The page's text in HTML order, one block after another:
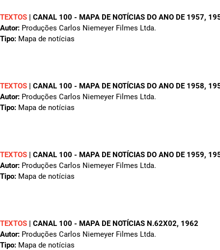
TEXTOS | CANAL 100 - MAPA DE NOTÍCIAS DO ANO DE 1957,
Autor: Produções Carlos Niemeyer Filmes Ltda.
Tipo: Mapa de notícias
TEXTOS | CANAL 100 - MAPA DE NOTÍCIAS DO ANO DE 1958,
Autor: Produções Carlos Niemeyer Filmes Ltda.
Tipo: Mapa de notícias
TEXTOS | CANAL 100 - MAPA DE NOTÍCIAS DO ANO DE 1959,
Autor: Produções Carlos Niemeyer Filmes Ltda.
Tipo: Mapa de notícias
TEXTOS | CANAL 100 - MAPA DE NOTÍCIAS N.62X02, 1962
Autor: Produções Carlos Niemeyer Filmes Ltda.
Tipo: Mapa de notícias